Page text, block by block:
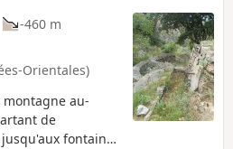
-460 m
Orientales)
au-
de
fontaines